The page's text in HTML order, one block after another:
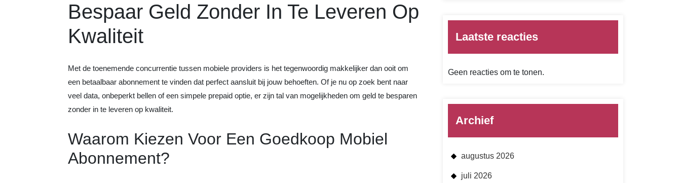
Bespaar Geld Zonder In Te Leveren Op
Kwaliteit
Met de toenemende concurrentie tussen mobiele providers is het tegenwoordig makkelijker dan ooit om
een betaalbaar abonnement te vinden dat perfect aansluit bij jouw behoeften. Of je nu op zoek bent naar
veel data, onbeperkt bellen of een simpele prepaid optie, er zijn tal van mogelijkheden om geld te besparen
zonder in te leveren op kwaliteit.
Waarom Kiezen Voor Een Goedkoop Mobiel
Abonnement?
Laatste reacties
Geen reacties om te tonen.
Archief
augustus 2026
juli 2026